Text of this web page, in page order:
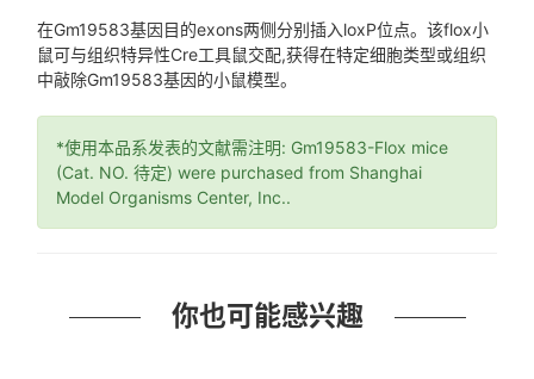
在Gm19583基因目的exons两侧分别插入loxP位点。该flox小
鼠可与组织特异性Cre工具鼠交配,获得在特定细胞类型或组织
中敲除Gm19583基因的小鼠模型。
*使用本品系发表的文献需注明: Gm19583-Flox mice
(Cat. NO. 待定) were purchased from Shanghai
Model Organisms Center, Inc..
你也可能感兴趣